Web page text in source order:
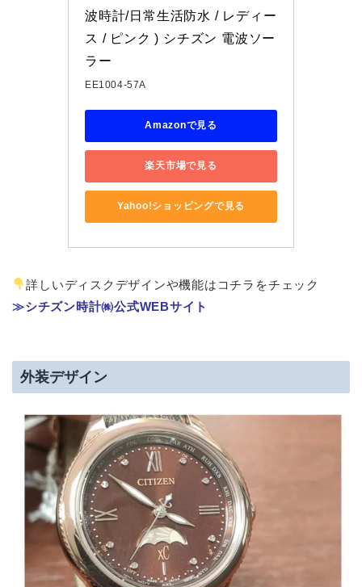
波時計/日常生活防水 / レディー
ス / ピンク ) シチズン 電波ソー
ラー
EE1004-57A
Amazonで見る
楽天市場で見る
Yahoo!ショッピングで見る
詳しいディスクデザインや機能はコチラをチェック
≫シチズン時計㈱公式WEBサイト
外装デザイン